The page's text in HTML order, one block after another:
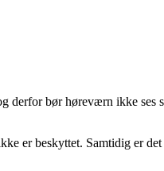
derfor bør høreværn ikke ses
er beskyttet. Samtidig er